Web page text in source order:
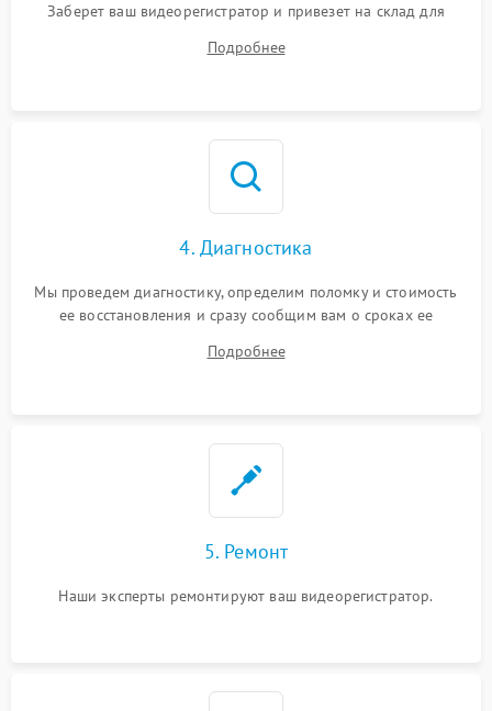
Заберет ваш видеорегистратор и привезет на склад для
Подробнее
4. Диагностика
Мы проведем диагностику, определим поломку и стоимость
ее восстановления и сразу сообщим вам о сроках ее
Подробнее
5. Ремонт
Наши эксперты ремонтируют ваш видеорегистратор.